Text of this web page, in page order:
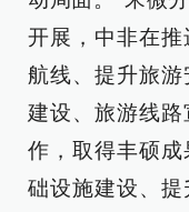
开展，中非在
航线、提升旅
建设、旅游线
作，取得丰硕
础设施建设、